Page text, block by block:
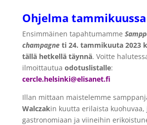
Ohjelma tammikuussa
Ensimmäinen tapahtumamme
champagneti 24. tammikuuta 2023
tällä hetkellä täynnä. Voitte
ilmoittautua odotuslistalle:
cercle.helsinki@elisanet.fi
Illan mittaan maistelemme
Walczakin kuutta erilaista
gastronomiaan ja viineihin